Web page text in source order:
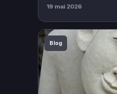
19 mai 2026
Blog